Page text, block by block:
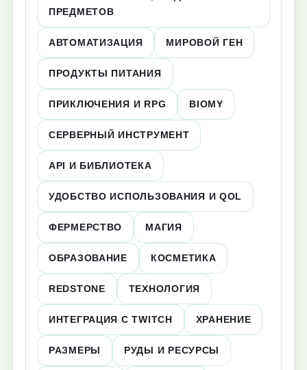
ПРЕДМЕТОВ
АВТОМАТИЗАЦИЯ МИРОВОЙ ГЕН
ПРОДУКТЫ ПИТАНИЯ
ПРИКЛЮЧЕНИЯ И RPG BIOMY
СЕРВЕРНЫЙ ИНСТРУМЕНТ
API И БИБЛИОТЕКА
УДОБСТВО ИСПОЛЬЗОВАНИЯ И QOL
ФЕРМЕРСТВО МАГИЯ
ОБРАЗОВАНИЕ КОСМЕТИКА
REDSTONE ТЕХНОЛОГИЯ
ИНТЕГРАЦИЯ С TWITCH ХРАНЕНИЕ
РАЗМЕРЫ РУДЫ И РЕСУРСЫ